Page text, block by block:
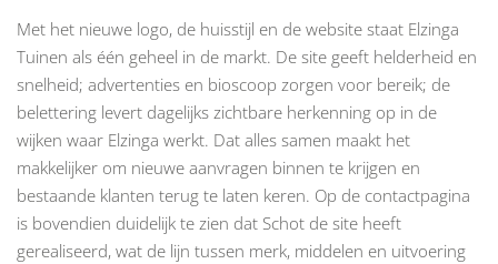
Met het nieuwe logo, de huisstijl en de website staat Elzinga
Tuinen als één geheel in de markt. De site geeft helderheid en
snelheid; advertenties en bioscoop zorgen voor bereik; de
belettering levert dagelijks zichtbare herkenning op in de
wijken waar Elzinga werkt. Dat alles samen maakt het
makkelijker om nieuwe aanvragen binnen te krijgen en
bestaande klanten terug te laten keren. Op de contactpagina
is bovendien duidelijk te zien dat Schot de site heeft
gerealiseerd, wat de lijn tussen merk, middelen en uitvoering